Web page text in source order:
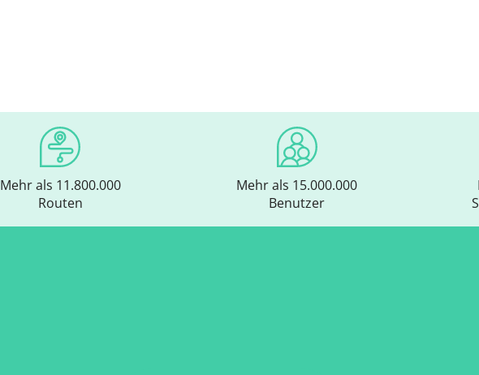
Mehr als 11.800.000
Routen
Mehr als 15.000.000
Benutzer